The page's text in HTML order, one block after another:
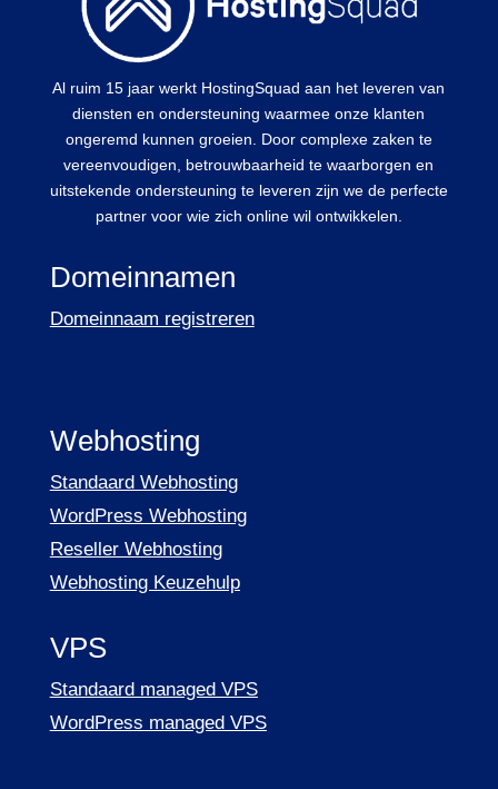
Al ruim 15 jaar werkt HostingSquad aan het leveren van
diensten en ondersteuning waarmee onze klanten
ongeremd kunnen groeien. Door complexe zaken te
vereenvoudigen, betrouwbaarheid te waarborgen en
uitstekende ondersteuning te leveren zijn we de perfecte
partner voor wie zich online wil ontwikkelen.
Domeinnamen
Domeinnaam registreren
Webhosting
Standaard Webhosting
WordPress Webhosting
Reseller Webhosting
Webhosting Keuzehulp
VPS
Standaard managed VPS
WordPress managed VPS